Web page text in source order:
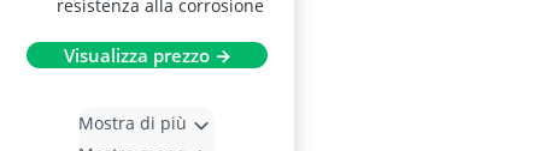
resistenza alla corrosione
Visualizza prezzo →
Mostra di più